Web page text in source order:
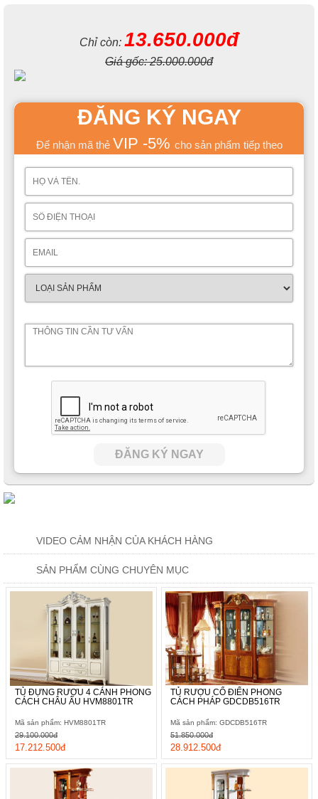
Chỉ còn: 13.650.000đ
Giá gốc:25.000.000đ
ĐĂNG KÝ NGAY
Để nhận mã thẻ VIP -5% cho sản phẩm tiếp theo
ĐĂNG KÝ NGAY
VIDEO CẢM NHẬN CỦA KHÁCH HÀNG
SẢN PHẨM CÙNG CHUYÊN MỤC
TỦ ĐỰNG RƯỢU 4 CÁNH PHONG
CÁCH CHÂU ÂU HVM8801TR
Mã sản phẩm: HVM8801TR
17.212.500đ
29.100.000đ
TỦ RƯỢU CỔ ĐIỂN PHONG
CÁCH PHÁP GDCDB516TR
Mã sản phẩm: GDCDB516TR
28.912.500đ
51.850.000đ